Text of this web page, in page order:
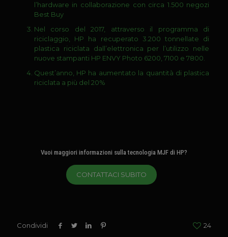
l’hardware in collaborazione con circa 1.500 negozi
Best Buy
Nel corso del 2017, attraverso il programma di
riciclaggio, HP ha recuperato 3.200 tonnellate di
plastica riciclata dall’elettronica per l’utilizzo nelle
nuove stampanti HP ENVY Photo 6200, 7100 e 7800.
Quest’anno, HP ha aumentato la quantità di plastica
riciclata a più del 20%
Vuoi maggiori informazioni sulla tecnologia MJF di HP?
CONTATTACI SUBITO
Condividi 24